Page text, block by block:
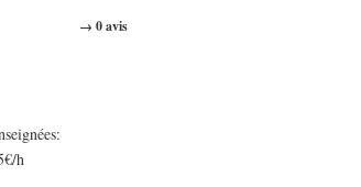
→ 0 avis
h